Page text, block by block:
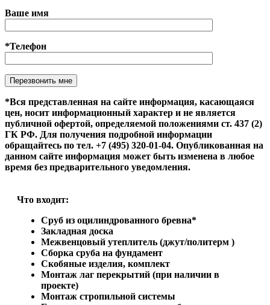
Ваше имя
*Телефон
Оставьте это поле пустым.
*Вся представленная на сайте информация, касающаяся
цен, носит информационный характер и не является
публичной офертой, определяемой положениями ст. 437 (2)
ГК РФ. Для получения подробной информации
обращайтесь по тел. +7 (495) 320-01-04. Опубликованная на
данном сайте информация может быть изменена в любое
время без предварительного уведомления.
Что входит:
Сруб из оцилиндрованного бревна*
Закладная доска
Межвенцовый утеплитель (джут/политерм )
Сборка сруба на фундамент
Скобяные изделия, комплект
Монтаж лаг перекрытий (при наличии в
проекте)
Монтаж стропильной системы